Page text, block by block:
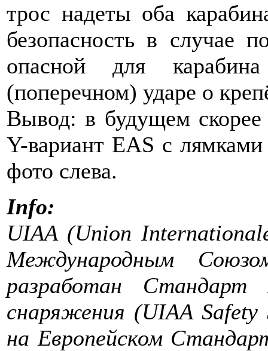
трос надеты оба
безопасность в случае
опасной для
(поперечном) ударе о
Вывод: в будущем скорее
Y-вариант EAS с
фото слева.
Info:
UIAA (Union
Международным
разработан Стандарт
снаряжения (UIAA
на Европейском